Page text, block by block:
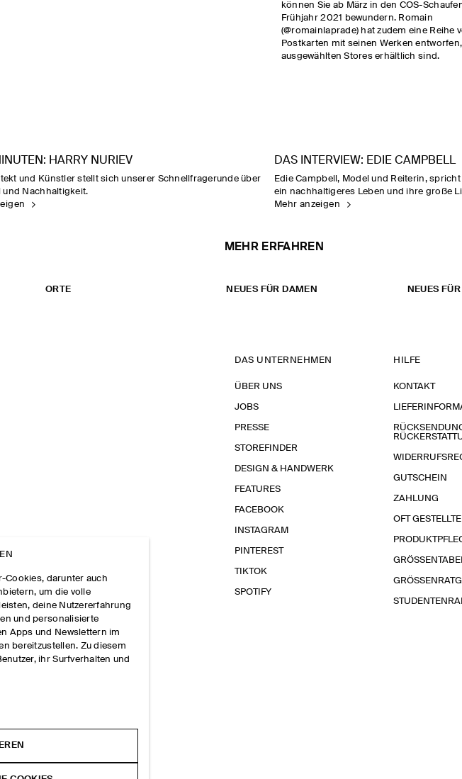
können Sie ab März in den COS-
Frühjahr 2021 bewundern. Romain
(@romainlaprade) hat zudem eine Reihe
Postkarten mit seinen Werken
ausgewählten Stores erhältlich sind.
HARRY NURIEV
und Künstler stellt sich unserer Schnellfragerunde über
und Nachhaltigkeit.
DAS INTERVIEW: EDIE CAMPBELL
Edie Campbell, Model und Reiterin,
ein nachhaltigeres Leben und ihre große
Mehr anzeigen
MEHR ERFAHREN
ORTE NEUES FÜR DAMEN NEUES
DAS UNTERNEHMEN
ÜBER UNS
JOBS
PRESSE
STOREFINDER
DESIGN & HANDWERK
FEATURES
FACEBOOK
INSTAGRAM
PINTEREST
TIKTOK
SPOTIFY
HILFE
KONTAKT
GUTSCHEIN
ZAHLUNG
OFT
Cookies, darunter auch
um die volle
deine Nutzererfahrung
und personalisierte
Apps und Newslettern im
bereitzustellen. Zu diesem
ihr Surfverhalten und